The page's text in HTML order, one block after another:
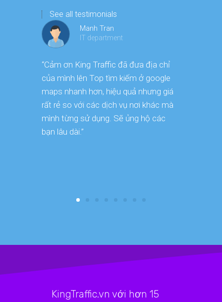
See all testimonials
Manh Tran
IT department
“Cảm ơn King Traffic đã đưa địa chỉ
của mình lên Top tìm kiếm ở google
maps nhanh hơn, hiệu quả nhưng giá
rất rẻ so với các dịch vụ nơi khác mà
mình từng sử dụng. Sẽ ủng hộ các
bạn lâu dài.”
KingTraffic.vn với hơn 15